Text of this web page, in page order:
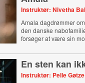
Instruktør: Nivetha
Amala dagdrømmer
den danske
forsøger at være sin
En sten kan
Instruktør: Pelle